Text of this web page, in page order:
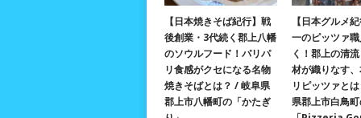
【日本焼きそば紀行】戦
後創業・3代続く郡上八幡
のソウルフード！パリパ
リ食感がクセになる名物
焼きそばとは？ / 岐阜県
郡上市八幡町の「かたぎ
【日本グルメ
一のピッツァ
く！郡上の清
材が織りなす
リピッツァと
県郡上市白鳥